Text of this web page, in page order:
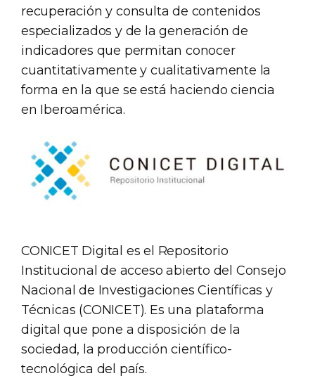
recuperación y consulta de contenidos
especializados y de la generación de
indicadores que permitan conocer
cuantitativamente y cualitativamente la
forma en la que se está haciendo ciencia
en Iberoamérica.
CONICET Digital es el Repositorio
Institucional de acceso abierto del Consejo
Nacional de Investigaciones Científicas y
Técnicas (CONICET). Es una plataforma
digital que pone a disposición de la
sociedad, la producción científico-
tecnológica del país.